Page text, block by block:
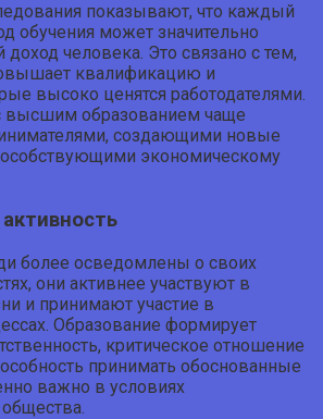
показывают, что каждый
обучения может значительно
человека. Это связано с тем,
квалификацию и
высоко ценятся работодателями.
высшим образованием чаще
создающими новые
экономическому
более осведомлены о своих
они активнее участвуют в
и принимают участие в
Образование формирует
критическое отношение
принимать обоснованные
важно в условиях